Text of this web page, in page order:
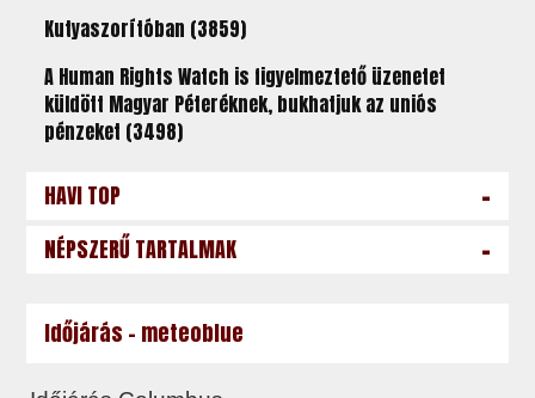
Kutyaszorítóban (3859)
A Human Rights Watch is figyelmeztető üzenetet
küldött Magyar Péteréknek, bukhatjuk az uniós
pénzeket (3498)
HAVI TOP -
NÉPSZERŰ TARTALMAK -
Időjárás - meteoblue